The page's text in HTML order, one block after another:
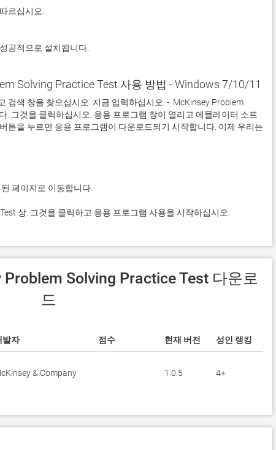
공적으로 설치됩니다.
Solving Practice Test 사용 방법 - Windows 7/10/11
검색 창을 찾으십시오. 지금 입력하십시오. -  McKinsey Problem
. 그것을 클릭하십시오. 응용 프로그램 창이 열리고 에뮬레이터 소프
튼을 누르면 응용 프로그램이 다운로드되기 시작합니다. 이제 우리는
상. 그것을 클릭하고 응용 프로그램 사용을 시작하십시오.
드
발자 점수 현재 버전 성인 랭킹
& Company 1.0.5 4+